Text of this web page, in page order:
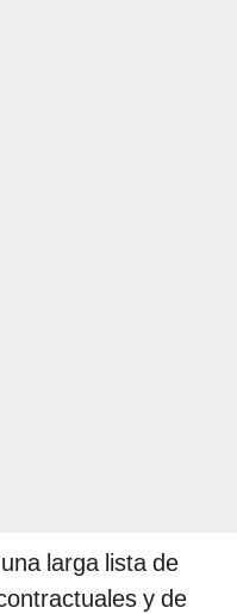
larga lista de
y de